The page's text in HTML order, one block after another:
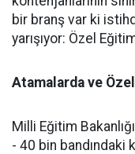
bir branş var ki
yarışıyor: Özel
Atamalarda ve
​Milli Eğitim
- 40 bin